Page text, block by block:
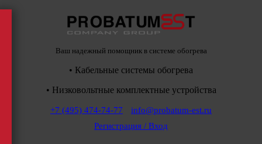
Ваш надежный помощник в системе обогрева
• Кабельные системы обогрева
• Низковольтные комплектные устройства
+7 (495) 474-74-77
info@probatum-est.ru
Регистрация / Вход